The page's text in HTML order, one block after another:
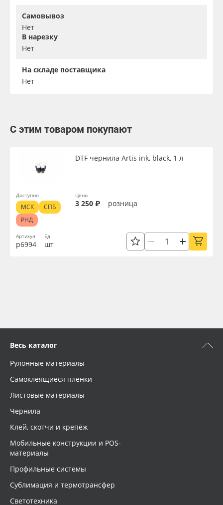
Самовывоз
Нет
В нарезку
Нет
На складе поставщика
Нет
С этим товаром покупают
Артикул
р6994
DTF чернила Artis ink, black, 1 л
Ед.
шт
Цены
3 250 ₽ розница
Доступно
МСК
СПБ
РНД
Весь каталог
Рулонные материалы
Самоклеящиеся плёнки
Листовые материалы
Чернила
Клей, скотчи и крепёж
Мобильные конструкции и POS-
материалы
Профильные системы
Сублимация и термотрансфер
Светотехника